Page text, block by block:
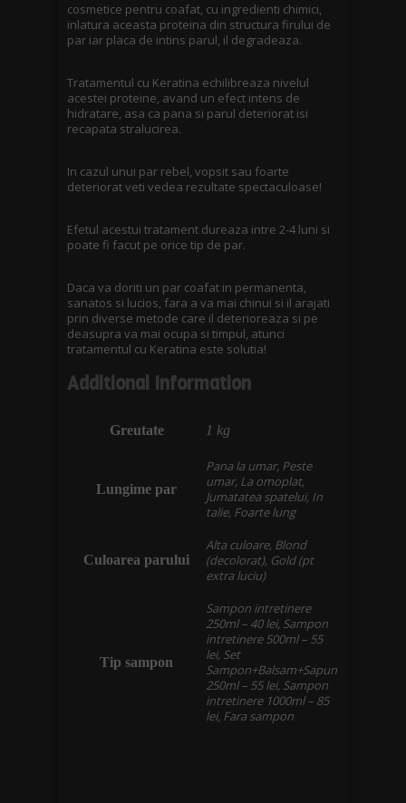
cosmetice pentru coafat, cu ingredienti chimici,
inlatura aceasta proteina din structura firului de
par iar placa de intins parul, il degradeaza.
Tratamentul cu Keratina echilibreaza nivelul
acestei proteine, avand un efect intens de
hidratare, asa ca pana si parul deteriorat isi
recapata stralucirea.
In cazul unui par rebel, vopsit sau foarte
deteriorat veti vedea rezultate spectaculoase!
Efetul acestui tratament dureaza intre 2-4 luni si
poate fi facut pe orice tip de par.
Daca va doriti un par coafat in permanenta,
sanatos si lucios, fara a va mai chinui si il arajati
prin diverse metode care il deterioreaza si pe
deasupra va mai ocupa si timpul, atunci
tratamentul cu Keratina este solutia!
Additional Information
Greutate 1 kg
Lungime par
Pana la umar, Peste
umar, La omoplat,
Jumatatea spatelui, In
talie, Foarte lung
Culoarea parului
Alta culoare, Blond
(decolorat), Gold (pt
extra luciu)
Tip sampon
Sampon intretinere
250ml – 40 lei, Sampon
intretinere 500ml – 55
lei, Set
Sampon+Balsam+Sapun
250ml – 55 lei, Sampon
intretinere 1000ml – 85
lei, Fara sampon